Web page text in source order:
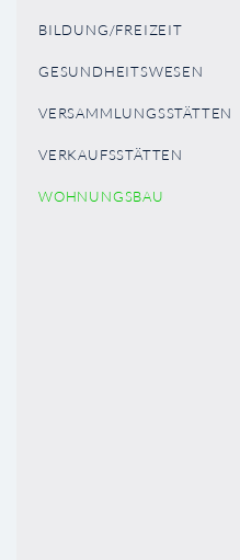
BILDUNG/FREIZEIT
GESUNDHEITSWESEN
VERSAMMLUNGSSTÄTTEN
VERKAUFSSTÄTTEN
WOHNUNGSBAU